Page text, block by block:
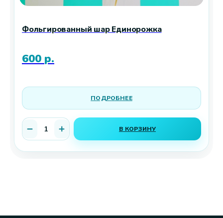
Фольгированный шар Единорожка
600 р.
ПОДРОБНЕЕ
В КОРЗИНУ